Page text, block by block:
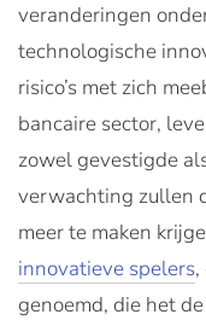
veranderingen
technologische
risico’s met zich
bancaire sector,
zowel gevestigde
verwachting zullen
meer te maken
innovatieve spelers
genoemd, die het